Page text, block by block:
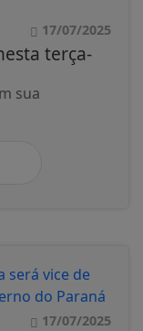
17/07/2025
terça-
sua
17/07/2025